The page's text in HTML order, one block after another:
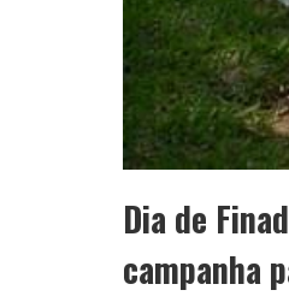
Dia de
campanha